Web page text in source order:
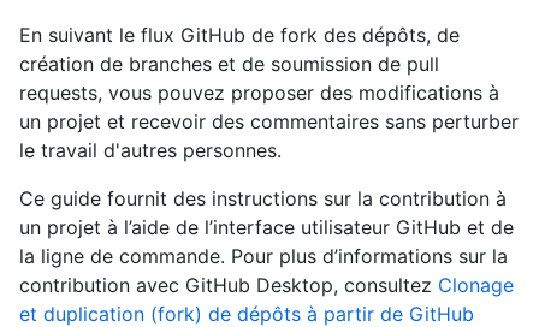
En suivant le flux GitHub de fork des dépôts, de
création de branches et de soumission de pull
requests, vous pouvez proposer des modifications à
un projet et recevoir des commentaires sans perturber
le travail d'autres personnes.
Ce guide fournit des instructions sur la contribution à
un projet à l’aide de l’interface utilisateur GitHub et de
la ligne de commande. Pour plus d’informations sur la
contribution avec GitHub Desktop, consultez Clonage
et duplication (fork) de dépôts à partir de GitHub